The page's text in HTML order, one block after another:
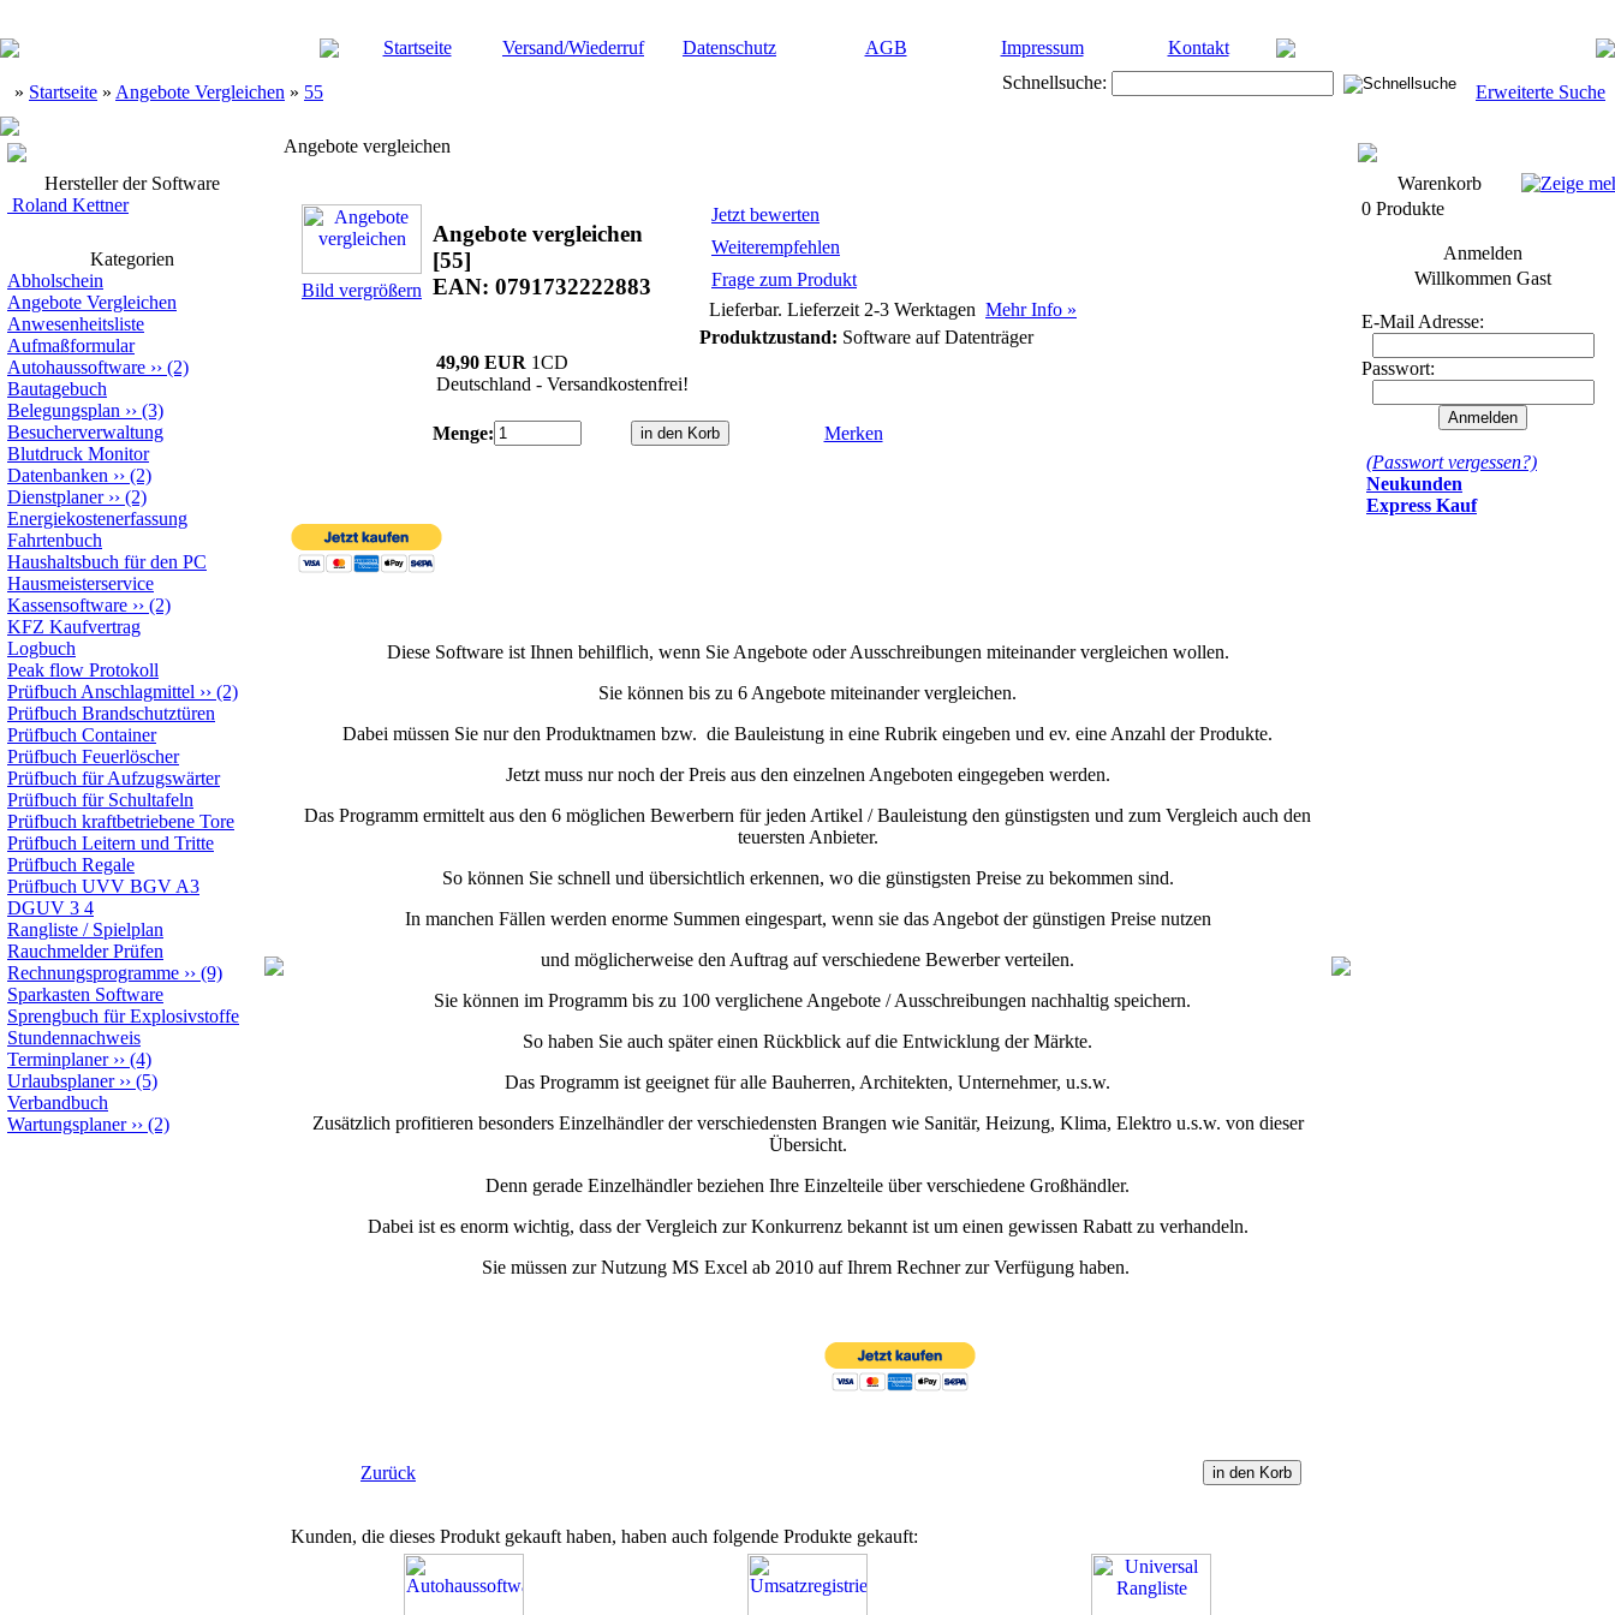
Startseite Versand/Wiederruf Datenschutz AGB Impressum Kontakt
» Startseite » Angebote Vergleichen » 55 Schnellsuche: Erweiterte Suche
Hersteller der Software
Roland Kettner
Kategorien
Abholschein
Angebote Vergleichen
Anwesenheitsliste
Aufmaßformular
Autohaussoftware ›› (2)
Bautagebuch
Belegungsplan ›› (3)
Besucherverwaltung
Blutdruck Monitor
Datenbanken ›› (2)
Dienstplaner›› (2)
Energiekostenerfassung
Fahrtenbuch
Haushaltsbuch für den PC
Hausmeisterservice
Kassensoftware ›› (2)
KFZ Kaufvertrag
Logbuch
Peak flow Protokoll
Prüfbuch Anschlagmittel ›› (2)
Prüfbuch Brandschutztüren
Prüfbuch Container
Prüfbuch Feuerlöscher
Prüfbuch für Aufzugswärter
Prüfbuch für Schultafeln
Prüfbuch kraftbetriebene Tore
Prüfbuch Leitern und Tritte
Prüfbuch Regale
Prüfbuch UVV BGV A3
DGUV 3 4
Rangliste / Spielplan
Rauchmelder Prüfen
Rechnungsprogramme ›› (9)
Sparkasten Software
Sprengbuch für Explosivstoffe
Stundennachweis
Terminplaner›› (4)
Urlaubsplaner›› (5)
Verbandbuch
Wartungsplaner›› (2)
Angebote vergleichen
Bild vergrößern
Angebote vergleichen
[55]
EAN: 0791732222883
Jetzt bewerten
Weiterempfehlen
Frage zum Produkt
Lieferbar. Lieferzeit 2-3 Werktagen Mehr Info »
Produktzustand: Software auf Datenträger
49,90 EUR 1CD
Deutschland - Versandkostenfrei!
Menge: Merken
Diese Software ist Ihnen behilflich, wenn Sie Angebote oder Ausschreibungen miteinander vergleichen wollen.
Sie können bis zu 6 Angebote miteinander vergleichen.
Dabei müssen Sie nur den Produktnamen bzw. die Bauleistung in eine Rubrik eingeben und ev. eine Anzahl der Produkte.
Jetzt muss nur noch der Preis aus den einzelnen Angeboten eingegeben werden.
Das Programm ermittelt aus den 6 möglichen Bewerbern für jeden Artikel / Bauleistung den günstigsten und zum Vergleich auch den
teuersten Anbieter.
So können Sie schnell und übersichtlich erkennen, wo die günstigsten Preise zu bekommen sind.
In manchen Fällen werden enorme Summen eingespart, wenn sie das Angebot der günstigen Preise nutzen
und möglicherweise den Auftrag auf verschiedene Bewerber verteilen.
Sie können im Programm bis zu 100 verglichene Angebote / Ausschreibungen nachhaltig speichern.
So haben Sie auch später einen Rückblick auf die Entwicklung der Märkte.
Das Programm ist geeignet für alle Bauherren, Architekten, Unternehmer, u.s.w.
Zusätzlich profitieren besonders Einzelhändler der verschiedensten Brangen wie Sanitär, Heizung, Klima, Elektro u.s.w. von dieser
Übersicht.
Denn gerade Einzelhändler beziehen Ihre Einzelteile über verschiedene Großhändler.
Dabei ist es enorm wichtig, dass der Vergleich zur Konkurrenz bekannt ist um einen gewissen Rabatt zu verhandeln.
Sie müssen zur Nutzung MS Excel ab 2010 auf Ihrem Rechner zur Verfügung haben.
Zurück
Kunden, die dieses Produkt gekauft haben, haben auch folgende Produkte gekauft:
Warenkorb
0 Produkte
Anmelden
Willkommen Gast
E-Mail Adresse:
Passwort:
(Passwort vergessen?)
Neukunden
Express Kauf